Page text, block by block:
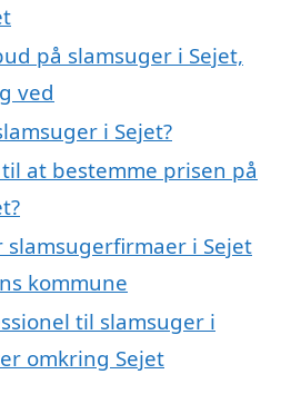
på slamsuger i Sejet,
ved
i Sejet?
at bestemme prisen på
slamsugerfirmaer i Sejet
kommune
til slamsuger i
omkring Sejet